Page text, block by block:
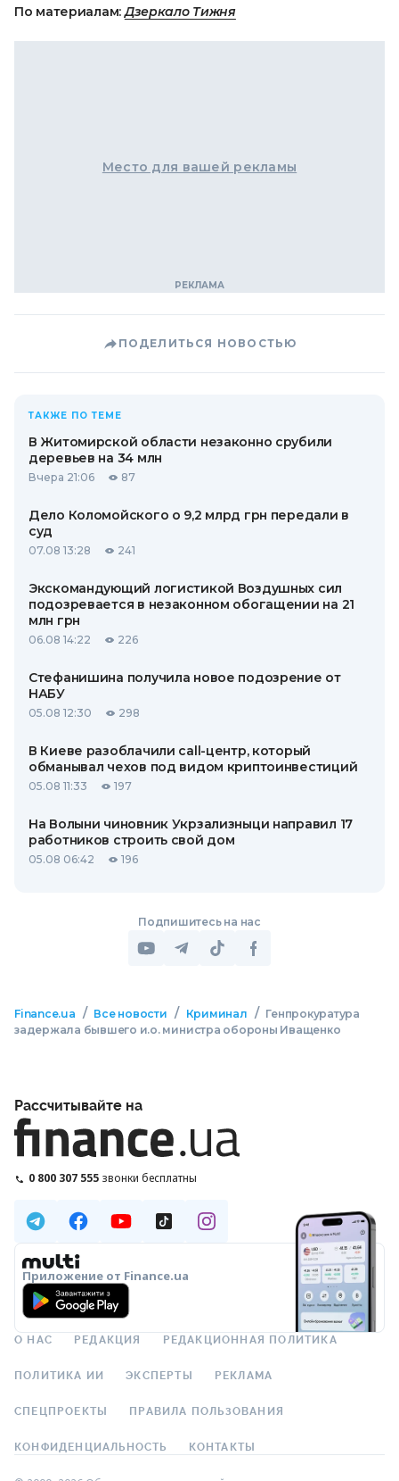
По материалам:Дзеркало Тижня
Место для вашей рекламы
ПОДЕЛИТЬСЯ НОВОСТЬЮ
ТАКЖЕ ПО ТЕМЕ
В Житомирской области незаконно срубили
деревьев на 34 млн
Вчера 21:06 87
Дело Коломойского о 9,2 млрд грн передали в
суд
07.08 13:28 241
Экскомандующий логистикой Воздушных сил
подозревается в незаконном обогащении на 21
млн грн
06.08 14:22 226
Стефанишина получила новое подозрение от
НАБУ
05.08 12:30 298
В Киеве разоблачили call-центр, который
обманывал чехов под видом криптоинвестиций
05.08 11:33 197
На Волыни чиновник Укрзализныци направил 17
работников строить свой дом
05.08 06:42 196
Подпишитесь на нас
Finance.ua / Все новости / Криминал / Генпрокуратура
задержала бывшего и.о. министра обороны Иващенко
Рассчитывайте на
0 800 307 555 звонки бесплатны
Приложение от Finance.ua
О НАС РЕДАКЦИЯ РЕДАКЦИОННАЯ ПОЛИТИКА
ПОЛИТИКА ИИ ЭКСПЕРТЫ РЕКЛАМА
СПЕЦПРОЕКТЫ ПРАВИЛА ПОЛЬЗОВАНИЯ
КОНФИДЕНЦИАЛЬНОСТЬ КОНТАКТЫ